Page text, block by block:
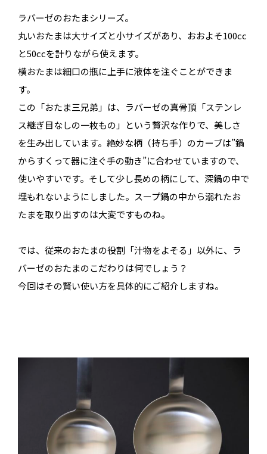
ラバーゼのおたまシリーズ。
丸いおたまは大サイズと小サイズがあり、おおよそ100cc
と50ccを計りながら使えます。
横おたまは細口の瓶に上手に液体を注ぐことができま
す。
この「おたま三兄弟」は、ラバーゼの真骨頂「ステンレ
ス継ぎ目なしの一枚もの」という贅沢な作りで、美しさ
を生み出しています。絶妙な柄（持ち手）のカーブは”鍋
からすくって器に注ぐ手の動き”に合わせていますので、
使いやすいです。そして少し長めの柄にして、深鍋の中で
埋もれないようにしました。スープ鍋の中から溺れたお
たまを取り出すのは大変ですものね。
では、従来のおたまの役割「汁物をよそる」以外に、ラ
バーゼのおたまのこだわりは何でしょう？
今回はその賢い使い方を具体的にご紹介しますね。